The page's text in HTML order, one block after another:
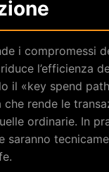
i compromessi
l’efficienza
il «key spend
rende le
ordinarie. In
saranno